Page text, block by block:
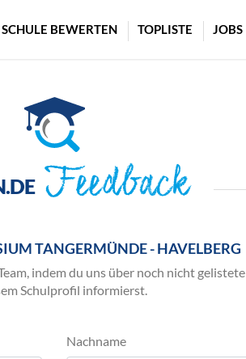
SCHULE BEWERTEN TOPLISTE JOBS
Feedback
TANGERMÜNDE - HAVELBERG
indem du uns über noch nicht gelistete
Schulprofil informierst.
Nachname